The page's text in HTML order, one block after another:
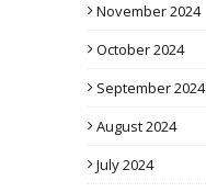
November 2024
October 2024
September 2024
August 2024
July 2024